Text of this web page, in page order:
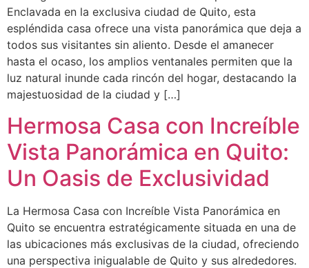
Enclavada en la exclusiva ciudad de Quito, esta
espléndida casa ofrece una vista panorámica que deja a
todos sus visitantes sin aliento. Desde el amanecer
hasta el ocaso, los amplios ventanales permiten que la
luz natural inunde cada rincón del hogar, destacando la
majestuosidad de la ciudad y […]
Hermosa Casa con Increíble
Vista Panorámica en Quito:
Un Oasis de Exclusividad
La Hermosa Casa con Increíble Vista Panorámica en
Quito se encuentra estratégicamente situada en una de
las ubicaciones más exclusivas de la ciudad, ofreciendo
una perspectiva inigualable de Quito y sus alrededores.